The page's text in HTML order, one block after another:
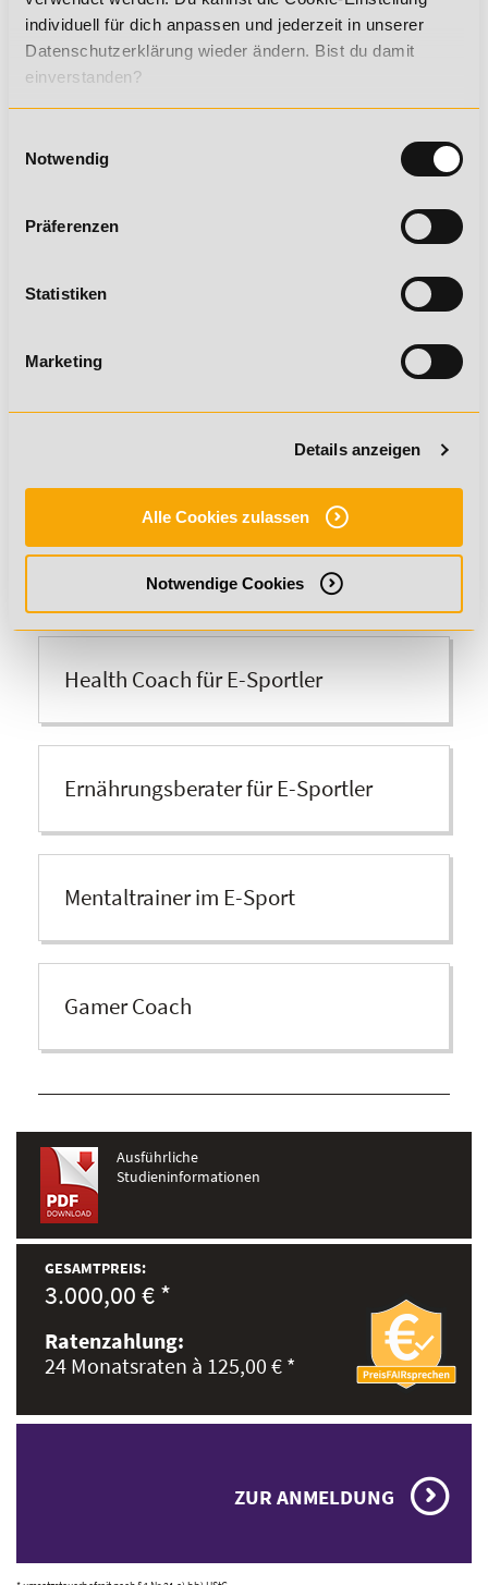
individuell für dich anpassen und jederzeit in unserer
Datenschutzerklärung wieder ändern. Bist du damit
einverstanden?
Notwendig
Präferenzen
Statistiken
Marketing
Details anzeigen
Alle Cookies zulassen
Notwendige Cookies
DIE VORTEILE DEINES FERNLEHRGANGS
SPEZIALISIERUNGEN UND ALTERNATIVEN
DAS KÖNNTE DICH AUCH INTERESSIEREN!
BILDUNGSVARIANTEN
E-Sport Coach Professional
Die Inhalte der Online-Ausbildung eSport Coach
Professional werden dir durch 4Modulemit
insgesamt43 Web Based Trainingsvermittelt. Die
den Online-Campus ablegen. Die folgenden Abschlüsse
sind in dieser Ausbildung enthalten:
Health Coach für E-Sportler
Ernährungsberater für E-Sportler
Mentaltrainer im E-Sport
Gamer Coach
Ausführliche
Studieninformationen
GESAMTPREIS:
3.000,00 € *
Ratenzahlung:
24 Monatsraten à 125,00 € *
ZUR ANMELDUNG